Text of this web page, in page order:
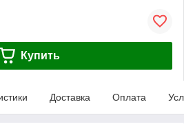
Купить
Доставка Оплата